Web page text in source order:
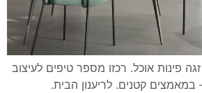
פינות אוכל. רכזו מספר טיפים לעיצוב
במאמצים קטנים. לריענון הבית.